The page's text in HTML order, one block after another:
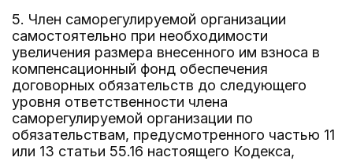
5. Член саморегулируемой организации
самостоятельно при необходимости
увеличения размера внесенного им взноса в
компенсационный фонд обеспечения
договорных обязательств до следующего
уровня ответственности члена
саморегулируемой организации по
обязательствам, предусмотренного частью 11
или 13 статьи 55.16 настоящего Кодекса,